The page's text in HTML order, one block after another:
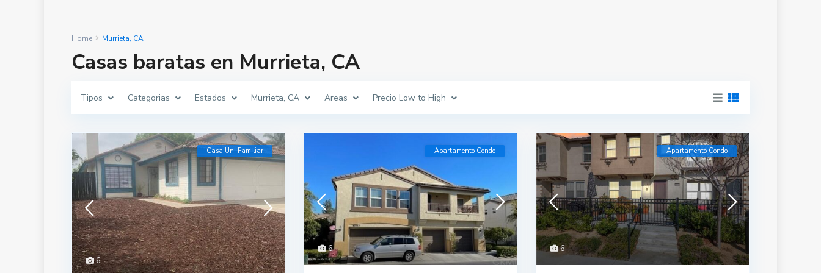
Home Murrieta, CA
Casas baratas en Murrieta, CA
Tipos Categorias Estados Murrieta, CA Areas Precio Low to High
6
Casa Uni Familiar
6
Apartamento Condo
6
Apartamento Condo